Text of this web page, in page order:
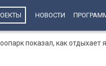
НОВОСТИ
показал, как отдыхает